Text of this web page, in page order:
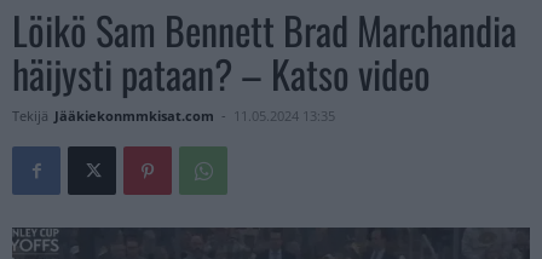
Löikö Sam Bennett Brad Marchandia
häijysti pataan? – Katso video
Tekijä Jääkiekonmmkisat.com - 11.05.2024 13:35